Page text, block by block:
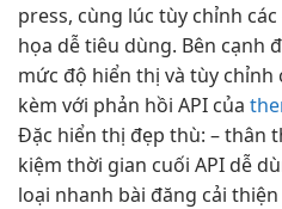
press, cùng lúc tùy chỉnh
họa dễ tiêu dùng. Bên cạnh
mức độ hiển thị và tùy
kèm với phản hồi API của
Đặc hiển thị đẹp thù: –thân
kiệm thời gian cuối API dễ
loại nhanh bài đăng cải